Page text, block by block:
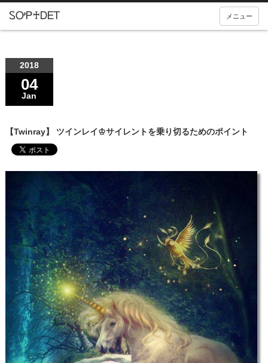
メニュー
2018
04
Jan
【Twinray】 ツインレイ♔サイレントを乗り切るためのポイント